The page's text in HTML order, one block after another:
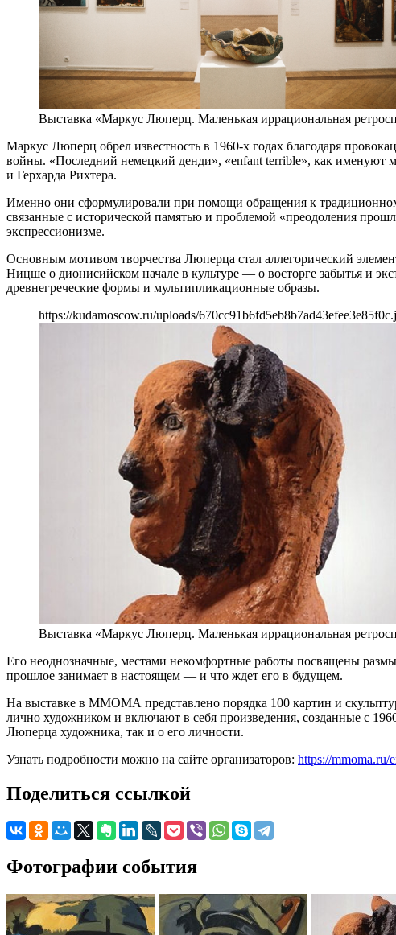
Выставка «Маркус Люперц. Маленькая иррациональная
Маркус Люперц обрел известность в 1960-х годах благодаря
войны. «Последний немецкий денди», «enfant terrible», как именуют
и Герхарда Рихтера.
Именно они сформулировали при помощи обращения к
связанные с исторической памятью и проблемой «преодоления
экспрессионизме.
Основным мотивом творчества Люперца стал аллегорический
Ницше о дионисийском начале в культуре — о восторге забытья и
древнегреческие формы и мультипликационные образы.
https://kudamoscow.ru/uploads/
Выставка «Маркус Люперц. Маленькая иррациональная
Его неоднозначные, местами некомфортные работы посвящены
прошлое занимает в настоящем — и что ждет его в будущем.
На выставке в ММОМА представлено порядка 100 картин и
лично художником и включают в себя произведения, созданные с
Люперца художника, так и о его личности.
Узнать подробности можно на сайте организаторов: https://mmoma.ru/
Поделиться ссылкой
Фотографии события